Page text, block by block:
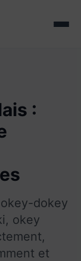
:
dokey
okey
et